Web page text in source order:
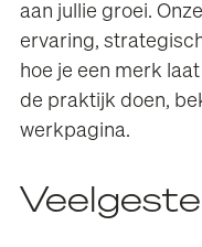
aan jullie groei.
ervaring,
hoe je een merk
de praktijk doen,
werkpagina.